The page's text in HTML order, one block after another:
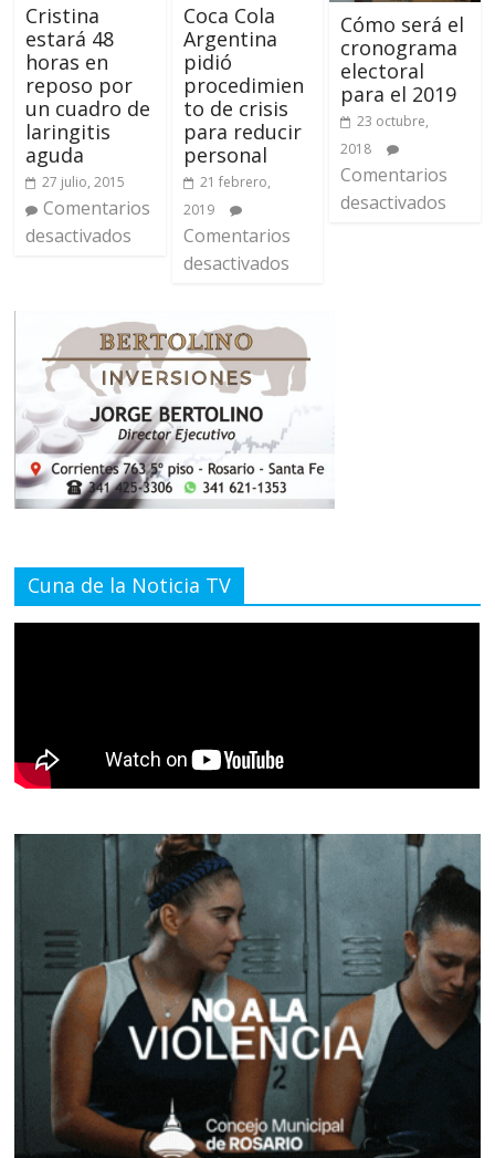
Cristina
estará 48
horas en
reposo por
un cuadro de
laringitis
aguda
27 julio, 2015
Comentarios
desactivados
Coca Cola
Argentina
pidió
procedimien
to de crisis
para reducir
personal
21 febrero,
2019
Comentarios
desactivados
Cómo será el
cronograma
electoral
para el 2019
23 octubre,
2018
Comentarios
desactivados
Cuna de la Noticia TV